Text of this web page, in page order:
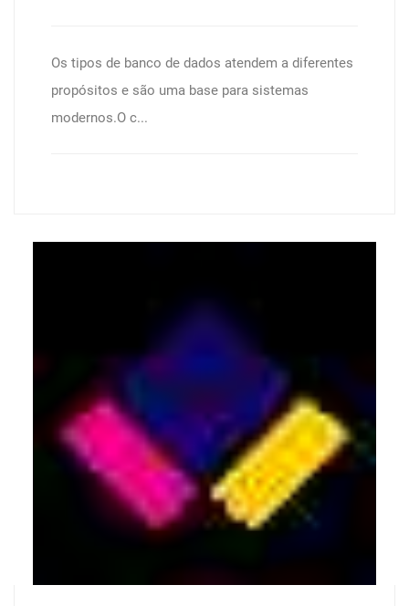
Os tipos de banco de dados atendem a diferentes
propósitos e são uma base para sistemas
modernos.O c...